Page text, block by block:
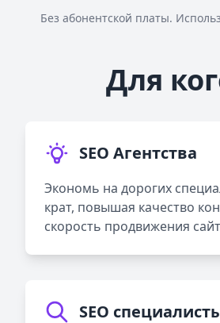
Без абонентской платы.
Для
SEO Агентства
Экономь на дорогих
крат, повышая качество
скорость продвижения
SEO